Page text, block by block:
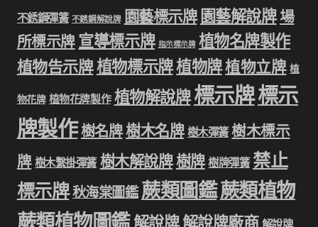
不銹鋼彈簧 不銹鋼解說牌 園藝標示牌 園藝解說牌場
所標示牌 宣導標示牌 指示標示牌 植物名牌製作
植物告示牌植物標示牌植物牌植物立牌 植
物花牌 植物花牌製作 植物解說牌 標示牌標示
牌製作樹名牌樹木名牌 樹木彈簧 樹木標示
牌 樹木繫掛彈簧 樹木解說牌樹牌 樹牌彈簧 禁止
標示牌 秋海棠圖鑑 蕨類圖鑑蕨類植物
蕨類植物圖鑑解說牌解說牌廠商